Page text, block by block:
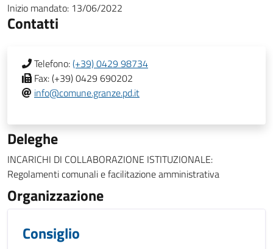
Inizio mandato: 13/06/2022
Contatti
Telefono:(+39) 0429 98734
Fax:(+39) 0429 690202
info@comune.granze.pd.it
Deleghe
INCARICHI DI COLLABORAZIONE ISTITUZIONALE:
Regolamenti comunali e facilitazione amministrativa
Organizzazione
Consiglio